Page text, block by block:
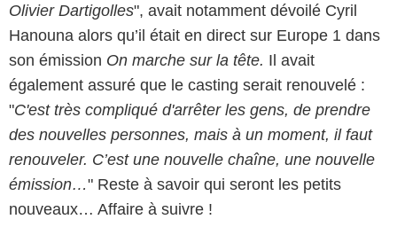
Olivier Dartigolles", avait notamment dévoilé Cyril
Hanouna alors qu’il était en direct sur Europe 1 dans
son émission On marche sur la tête. Il avait
également assuré que le casting serait renouvelé :
"C'est très compliqué d'arrêter les gens, de prendre
des nouvelles personnes, mais à un moment, il faut
renouveler. C’est une nouvelle chaîne, une nouvelle
émission…" Reste à savoir qui seront les petits
nouveaux… Affaire à suivre !